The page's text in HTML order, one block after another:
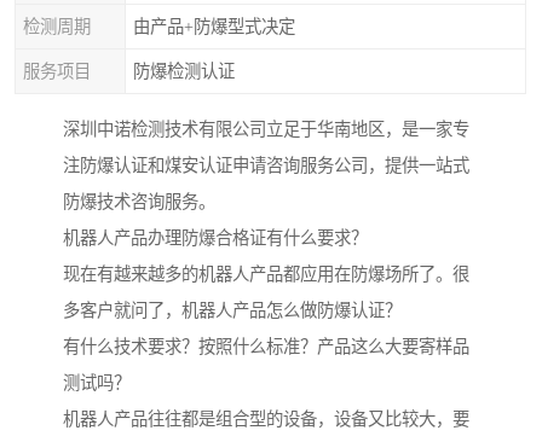
检测周期 由产品+防爆型式决定
服务项目 防爆检测认证
深圳中诺检测技术有限公司立足于华南地区，是一家专
注防爆认证和煤安认证申请咨询服务公司，提供一站式
防爆技术咨询服务。
机器人产品办理防爆合格证有什么要求？
现在有越来越多的机器人产品都应用在防爆场所了。很
多客户就问了，机器人产品怎么做防爆认证？
有什么技术要求？按照什么标准？产品这么大要寄样品
测试吗？
机器人产品往往都是组合型的设备，设备又比较大，要